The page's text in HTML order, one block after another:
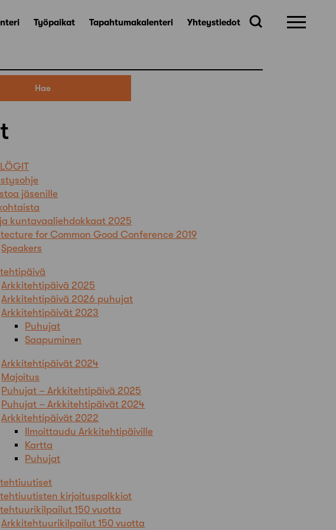
Työpaikat Tapahtumakalenteri Yhteystiedot
jäsenille
kuntavaaliehdokkaat 2025
for Common Good Conference 2019
Speakers
Arkkitehtipäivä 2025
Arkkitehtipäivä 2026 puhujat
Arkkitehtipäivät 2023
Puhujat
Saapuminen
Arkkitehtipäivät 2024
Majoitus
Puhujat – Arkkitehtipäivä 2025
Puhujat – Arkkitehtipäivät 2024
Arkkitehtipäivät 2022
Ilmoittaudu Arkkitehtipäiville
Kartta
Puhujat
kirjoituspalkkiot
150 vuotta
Arkkitehtuurikilpailut 150 vuotta